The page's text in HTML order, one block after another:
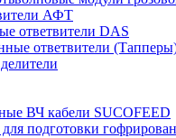
АФТ
ответвители DAS
ответвители
ВЧ кабели SUCOFEED
подготовки